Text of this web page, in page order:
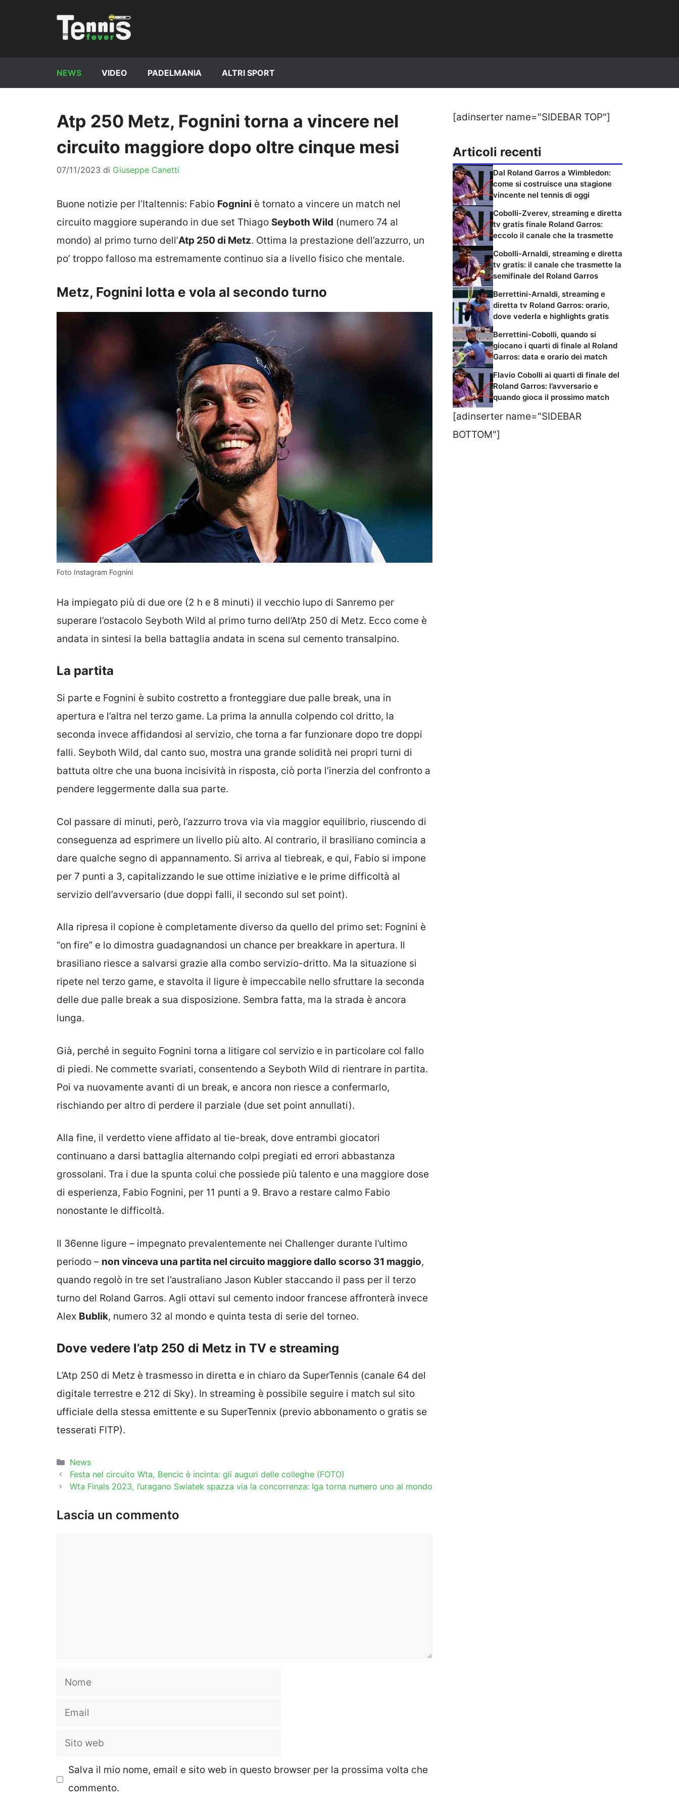
NEWS VIDEO PADELMANIA ALTRI SPORT
Atp 250 Metz, Fognini torna a vincere nel
circuito maggiore dopo oltre cinque mesi
07/11/2023 di Giuseppe Canetti
Buone notizie per l’Italtennis: Fabio Fognini è tornato a vincere un match nel
circuito maggiore superando in due set Thiago Seyboth Wild (numero 74 al
mondo) al primo turno dell’Atp 250 di Metz. Ottima la prestazione dell’azzurro, un
po’ troppo falloso ma estremamente continuo sia a livello fisico che mentale.
Metz, Fognini lotta e vola al secondo turno
Foto Instagram Fognini
Ha impiegato più di due ore (2 h e 8 minuti) il vecchio lupo di Sanremo per
superare l’ostacolo Seyboth Wild al primo turno dell’Atp 250 di Metz. Ecco come è
andata in sintesi la bella battaglia andata in scena sul cemento transalpino.
La partita
Si parte e Fognini è subito costretto a fronteggiare due palle break, una in
apertura e l’altra nel terzo game. La prima la annulla colpendo col dritto, la
seconda invece affidandosi al servizio, che torna a far funzionare dopo tre doppi
falli. Seyboth Wild, dal canto suo, mostra una grande solidità nei propri turni di
battuta oltre che una buona incisività in risposta, ciò porta l’inerzia del confronto a
pendere leggermente dalla sua parte.
Col passare di minuti, però, l’azzurro trova via via maggior equilibrio, riuscendo di
conseguenza ad esprimere un livello più alto. Al contrario, il brasiliano comincia a
dare qualche segno di appannamento. Si arriva al tiebreak, e qui, Fabio si impone
per 7 punti a 3, capitalizzando le sue ottime iniziative e le prime difficoltà al
servizio dell’avversario (due doppi falli, il secondo sul set point).
Alla ripresa il copione è completamente diverso da quello del primo set: Fognini è
“on fire” e lo dimostra guadagnandosi un chance per breakkare in apertura. Il
brasiliano riesce a salvarsi grazie alla combo servizio-dritto. Ma la situazione si
ripete nel terzo game, e stavolta il ligure è impeccabile nello sfruttare la seconda
delle due palle break a sua disposizione. Sembra fatta, ma la strada è ancora
lunga.
Già, perché in seguito Fognini torna a litigare col servizio e in particolare col fallo
di piedi. Ne commette svariati, consentendo a Seyboth Wild di rientrare in partita.
Poi va nuovamente avanti di un break, e ancora non riesce a confermarlo,
rischiando per altro di perdere il parziale (due set point annullati).
Alla fine, il verdetto viene affidato al tie-break, dove entrambi giocatori
continuano a darsi battaglia alternando colpi pregiati ed errori abbastanza
grossolani. Tra i due la spunta colui che possiede più talento e una maggiore dose
di esperienza, Fabio Fognini, per 11 punti a 9. Bravo a restare calmo Fabio
nonostante le difficoltà.
Il 36enne ligure – impegnato prevalentemente nei Challenger durante l’ultimo
periodo – non vinceva una partita nel circuito maggiore dallo scorso 31 maggio,
quando regolò in tre set l’australiano Jason Kubler staccando il pass per il terzo
turno del Roland Garros. Agli ottavi sul cemento indoor francese affronterà invece
Alex Bublik, numero 32 al mondo e quinta testa di serie del torneo.
Dove vedere l’atp 250 di Metz in TV e streaming
L’Atp 250 di Metz è trasmesso in diretta e in chiaro da SuperTennis (canale 64 del
digitale terrestre e 212 di Sky). In streaming è possibile seguire i match sul sito
ufficiale della stessa emittente e su SuperTennix (previo abbonamento o gratis se
tesserati FITP).
Categorie
News
Festa nel circuito Wta, Bencic è incinta: gli auguri delle colleghe (FOTO)
Wta Finals 2023, l’uragano Swiatek spazza via la concorrenza: Iga torna numero uno al mondo
Lascia un commento
Nome
Email
Sito
Salva il mio nome, email e sito web in questo browser per la prossima volta che
commento.
[adinserter name="SIDEBAR TOP"]
Articoli recenti
Dal Roland Garros a Wimbledon:
come si costruisce una stagione
vincente nel tennis di oggi
Cobolli-Zverev, streaming e diretta
tv gratis finale Roland Garros:
eccolo il canale che la trasmette
Cobolli-Arnaldi, streaming e diretta
tv gratis: il canale che trasmette la
semifinale del Roland Garros
Berrettini-Arnaldi, streaming e
diretta tv Roland Garros: orario,
dove vederla e highlights gratis
Berrettini-Cobolli, quando si
giocano i quarti di finale al Roland
Garros: data e orario dei match
Flavio Cobolli ai quarti di finale del
Roland Garros: l’avversario e
quando gioca il prossimo match
[adinserter name="SIDEBAR
BOTTOM"]